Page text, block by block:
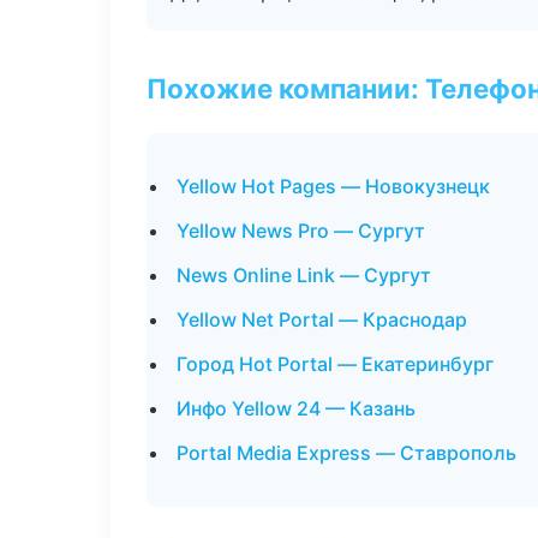
Похожие компании:
Yellow Hot Pages — Новокузнецк
Yellow News Pro — Сургут
News Online Link — Сургут
Yellow Net Portal — Краснодар
Город Hot Portal — Екатеринбург
Инфо Yellow 24 — Казань
Portal Media Express — Ставрополь